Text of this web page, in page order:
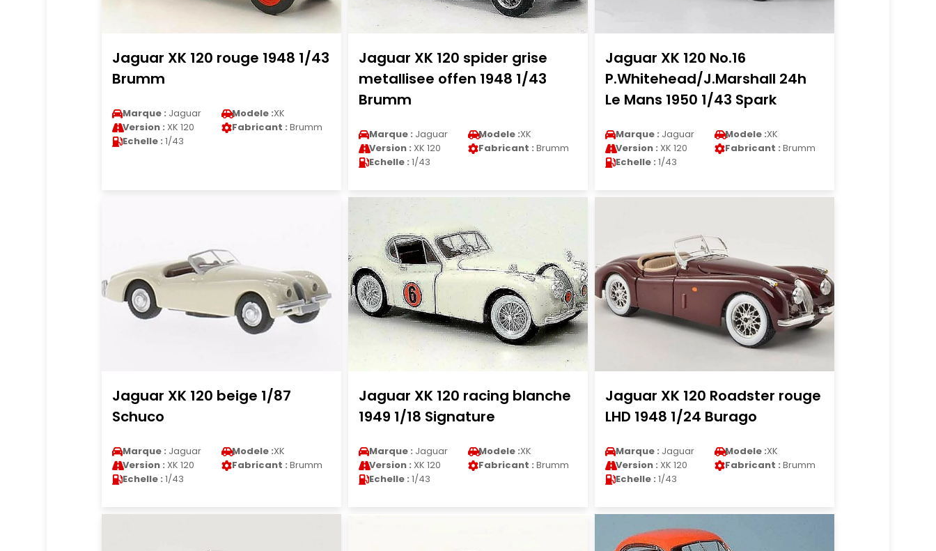
Jaguar XK 120 rouge 1948 1/43
Brumm
Marque : Jaguar Modele :XK
Version : XK 120 Fabricant : Brumm
Echelle : 1/43
Jaguar XK 120 spider grise
metallisee offen 1948 1/43
Brumm
Marque : Jaguar Modele :XK
Version : XK 120 Fabricant : Brumm
Echelle : 1/43
Jaguar XK 120 No.16
P.Whitehead/J.Marshall 24h
Le Mans 1950 1/43 Spark
Marque : Jaguar Modele :XK
Version : XK 120 Fabricant : Brumm
Echelle : 1/43
Jaguar XK 120 beige 1/87
Schuco
Marque : Jaguar Modele :XK
Version : XK 120 Fabricant : Brumm
Echelle : 1/43
Jaguar XK 120 racing blanche
1949 1/18 Signature
Marque : Jaguar Modele :XK
Version : XK 120 Fabricant : Brumm
Echelle : 1/43
Jaguar XK 120 Roadster rouge
LHD 1948 1/24 Burago
Marque : Jaguar Modele :XK
Version : XK 120 Fabricant : Brumm
Echelle : 1/43